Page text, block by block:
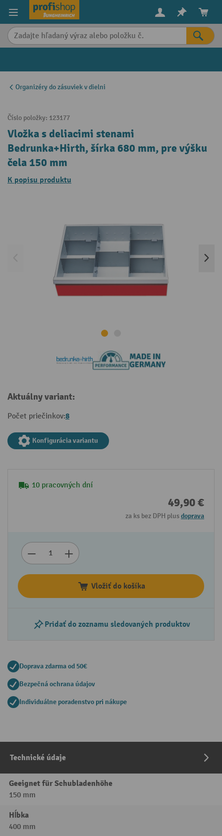
content
Organizéry do zásuviek v dielni
Číslo položky: 123177
Vložka s deliacimi stenami
Bedrunka+Hirth, šírka 680 mm, pre výšku
čela 150 mm
K popisu produktu
Aktuálny variant:
Počet priečinkov:8
Konfigurácia variantu
10 pracovných dní
49,90 €
za ks bez DPH plusdoprava
Vložiť do košíka
Pridať do zoznamu sledovaných produktov
Doprava zdarma od 50€
Bezpečná ochrana údajov
Individuálne poradenstvo pri nákupe
Technické údaje
Geeignet für Schubladenhöhe
150 mm
Hĺbka
400 mm